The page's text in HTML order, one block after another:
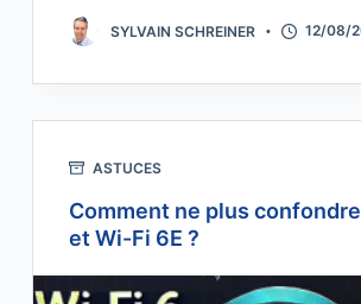
SYLVAIN SCHREINER 12/08/
ASTUCES
Comment ne plus
et Wi-Fi 6E ?